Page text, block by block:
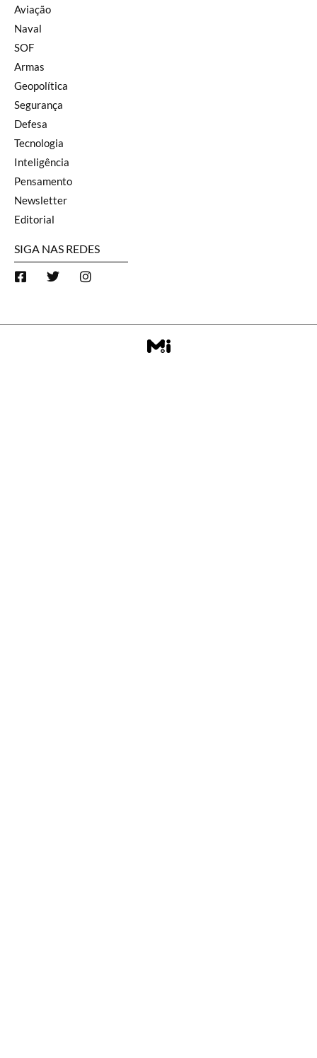
Aviação
Naval
SOF
Armas
Geopolítica
Segurança
Defesa
Tecnologia
Inteligência
Pensamento
Newsletter
Editorial
SIGA NAS REDES